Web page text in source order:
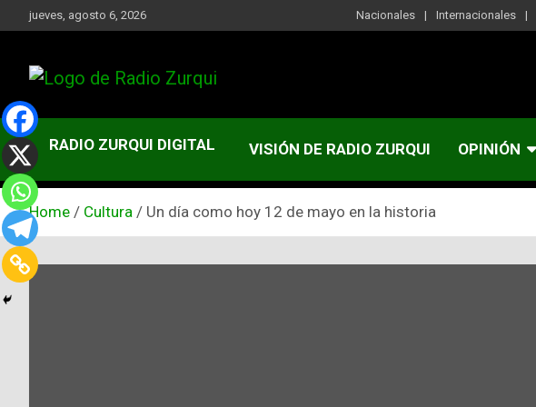
to
jueves, agosto 6, 2026 Nacionales Internacionales
Radio Zurqui
Un Faro Para La Democracia
RADIO ZURQUI DIGITAL VISIÓN DE RADIO ZURQUI OPINIÓN
Home Cultura Un día como hoy 12 de mayo en la historia